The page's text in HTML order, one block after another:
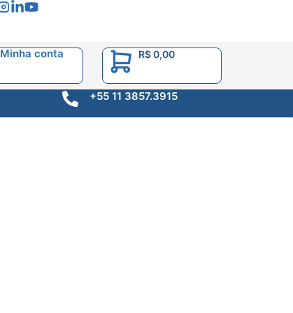
Minha conta R$0,00
+55 11 3857.3915